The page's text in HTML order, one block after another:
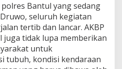
Bantul yang sedang
seluruh kegiatan
tertib dan lancar. AKBP
juga tidak lupa memberikan
untuk
tubuh, kondisi kendaraan